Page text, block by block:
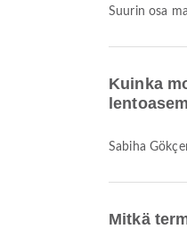
Suurin osa
Kuinka
Sabiha
Mitkä